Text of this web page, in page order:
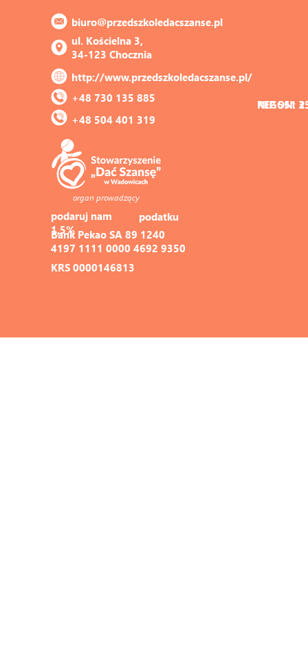
KRS 0000146813
ul. Kościelna 3,
34-123 Chocznia
biuro@przedszkoledacszanse.pl
http://www.przedszkoledacszanse.pl/
+48 730 135 885
+48 504 401 319
Bank Pekao SA 89 1240
4197 1111 0000 4692 9350
podaruj nam
1,5%
organ prowadzący
podatku
REGON:
NIP 551